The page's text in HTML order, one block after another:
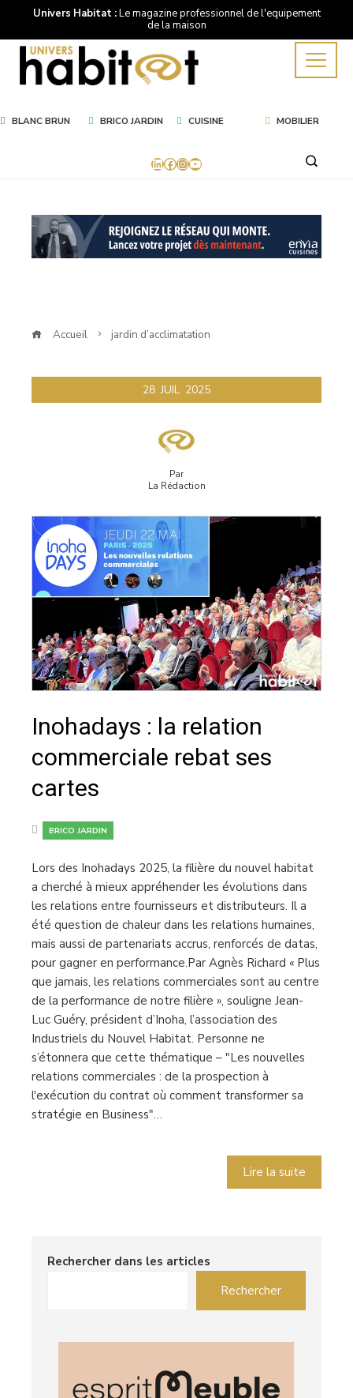
Univers Habitat :Le magazine professionnel de l'equipement
de la maison
BLANC BRUN BRICO JARDIN CUISINE MOBILIER
LinkedIn
Facebook
Instagram
YouTube
Mot
Clé
d'acclimatation
Accueil jardin d’acclimatation
28 JUIL 2025
Par
La Rédaction
Inohadays : la relation
commerciale rebat ses
cartes
BRICO JARDIN
Lors des Inohadays 2025, la filière du nouvel habitat
a cherché à mieux appréhender les évolutions dans
les relations entre fournisseurs et distributeurs. Il a
été question de chaleur dans les relations humaines,
mais aussi de partenariats accrus, renforcés de datas,
pour gagner en performance.Par Agnès Richard « Plus
que jamais, les relations commerciales sont au centre
de la performance de notre filière », souligne Jean-
Luc Guéry, président d’Inoha, l’association des
Industriels du Nouvel Habitat. Personne ne
s’étonnera que cette thématique – "Les nouvelles
relations commerciales : de la prospection à
l'exécution du contrat où comment transformer sa
stratégie en Business"…
Lire la suite
Rechercher dans les articles
Rechercher